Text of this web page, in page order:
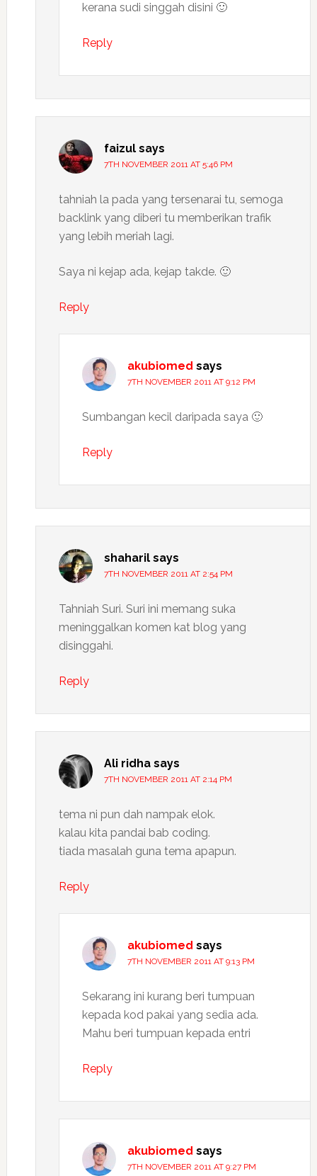
kerana sudi singgah disini 🙂
Reply
faizul says
7TH NOVEMBER 2011 AT 5:46 PM
tahniah la pada yang tersenarai tu, semoga
backlink yang diberi tu memberikan trafik
yang lebih meriah lagi.
Saya ni kejap ada, kejap takde. 🙂
Reply
akubiomed says
7TH NOVEMBER 2011 AT 9:12 PM
Sumbangan kecil daripada saya 🙂
Reply
shaharil says
7TH NOVEMBER 2011 AT 2:54 PM
Tahniah Suri. Suri ini memang suka
meninggalkan komen kat blog yang
disinggahi.
Reply
Ali ridha says
7TH NOVEMBER 2011 AT 2:14 PM
tema ni pun dah nampak elok.
kalau kita pandai bab coding.
tiada masalah guna tema apapun.
Reply
akubiomed says
7TH NOVEMBER 2011 AT 9:13 PM
Sekarang ini kurang beri tumpuan
kepada kod pakai yang sedia ada.
Mahu beri tumpuan kepada entri
Reply
akubiomed says
7TH NOVEMBER 2011 AT 9:27 PM